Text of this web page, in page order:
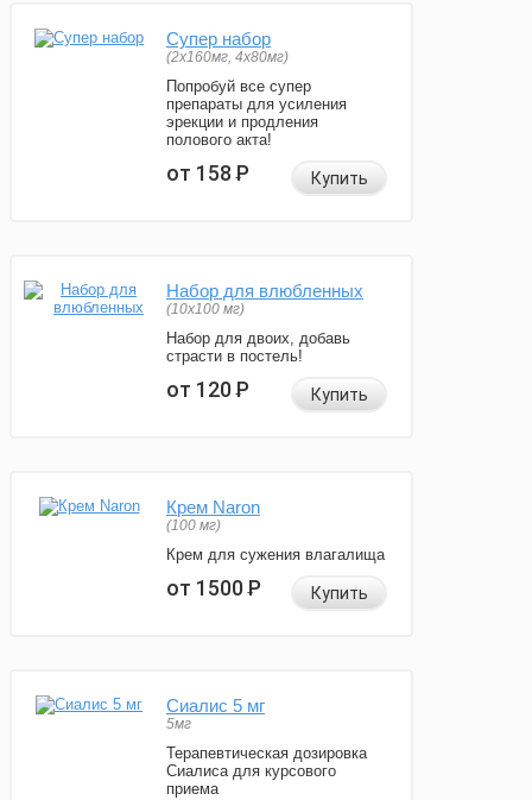
Супер набор
(2х160мг, 4х80мг)
Попробуй все супер
препараты для усиления
эрекции и продления
полового акта!
от 158Р Купить
Набор для влюбленных
(10х100 мг)
Набор для двоих, добавь
страсти в постель!
от 120Р Купить
Крем Naron
(100 мг)
Крем для сужения влагалища
от 1500Р Купить
Сиалис 5 мг
5мг
Терапевтическая дозировка
Сиалиса для курсового
приема